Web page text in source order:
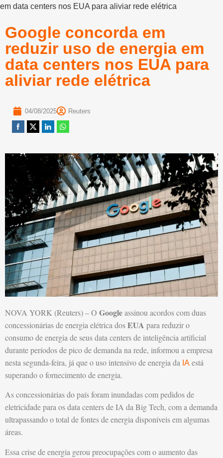
em data centers nos EUA para aliviar rede elétrica
Google concorda em
reduzir uso de energia em
data centers nos EUA para
aliviar rede elétrica
04/08/2025 Reuters
NOVA YORK (Reuters) – O Googleassinou acordos com duas
concessionárias de energia elétrica dosEUA para reduzir o
consumo de energia de seus data centers de inteligência artificial
durante períodos de pico de demanda na rede, informou a empresa
nesta segunda-feira, já que o uso intensivo de energia da IA está
superando o fornecimento de energia.
As concessionárias do país foram inundadas com pedidos de
eletricidade para os data centers de IA da Big Tech, com a demanda
ultrapassando o total de fontes de energia disponíveis em algumas
áreas.
Essa crise de energia gerou preocupações com o aumento das